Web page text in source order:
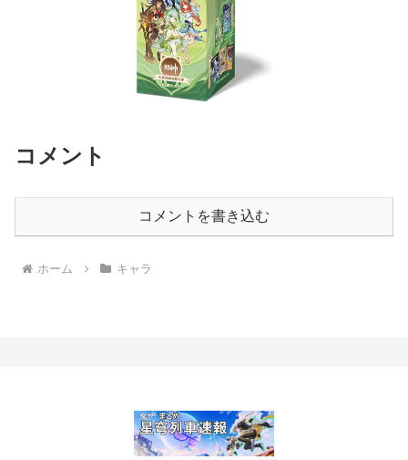
コメント
コメントを書き込む
ホーム キャラ